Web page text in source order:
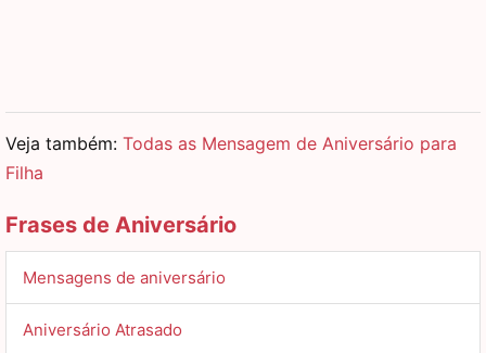
Veja também: Todas as Mensagem de Aniversário para
Filha
Frases de Aniversário
Mensagens de aniversário
Aniversário Atrasado